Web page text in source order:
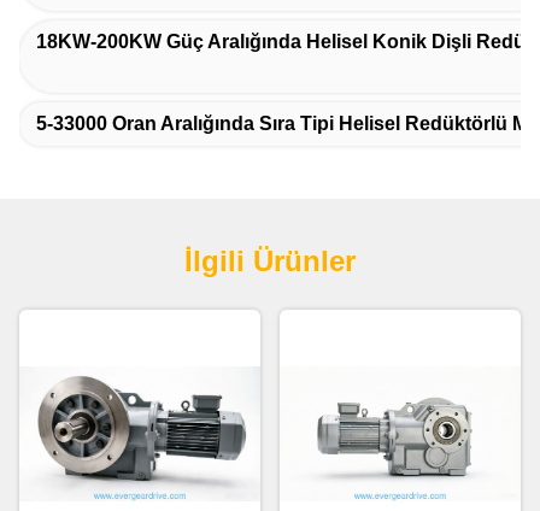
18KW-200KW Güç Aralığında Helisel Konik Dişli
5-33000 Oran Aralığında Sıra Tipi Helisel Redüktörlü
İlgili Ürünler